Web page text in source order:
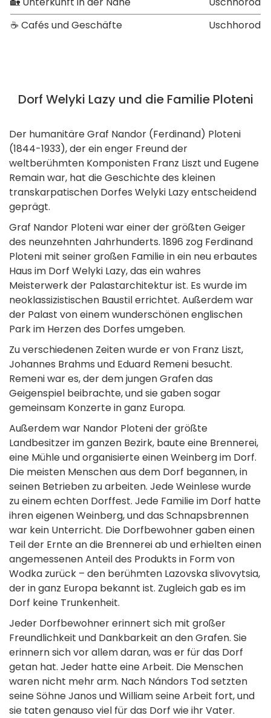
☕ Cafés und Geschäfte
Uschhorod
Dorf Welyki Lazy und die Familie Ploteni
Der humanitäre Graf Nandor (Ferdinand) Ploteni
(1844-1933), der ein enger Freund der
weltberühmten Komponisten Franz Liszt und Eugene
Remain war, hat die Geschichte des kleinen
transkarpatischen Dorfes Welyki Lazy entscheidend
geprägt.
Graf Nandor Ploteni war einer der größten Geiger
des neunzehnten Jahrhunderts. 1896 zog Ferdinand
Ploteni mit seiner großen Familie in ein neu erbautes
Haus im Dorf Welyki Lazy, das ein wahres
Meisterwerk der Palastarchitektur ist. Es wurde im
neoklassizistischen Baustil errichtet. Außerdem war
der Palast von einem wunderschönen englischen
Park im Herzen des Dorfes umgeben.
Zu verschiedenen Zeiten wurde er von Franz Liszt,
Johannes Brahms und Eduard Remeni besucht.
Remeni war es, der dem jungen Grafen das
Geigenspiel beibrachte, und sie gaben sogar
gemeinsam Konzerte in ganz Europa.
Außerdem war Nandor Ploteni der größte
Landbesitzer im ganzen Bezirk, baute eine Brennerei,
eine Mühle und organisierte einen Weinberg im Dorf.
Die meisten Menschen aus dem Dorf begannen, in
seinen Betrieben zu arbeiten. Jede Weinlese wurde
zu einem echten Dorffest. Jede Familie im Dorf hatte
ihren eigenen Weinberg, und das Schnapsbrennen
war kein Unterricht. Die Dorfbewohner gaben einen
Teil der Ernte an die Brennerei ab und erhielten einen
angemessenen Anteil des Produkts in Form von
Wodka zurück – den berühmten Lazovska slivovytsia,
der in ganz Europa bekannt ist. Zugleich gab es im
Dorf keine Trunkenheit.
Jeder Dorfbewohner erinnert sich mit großer
Freundlichkeit und Dankbarkeit an den Grafen. Sie
erinnern sich vor allem daran, was er für das Dorf
getan hat. Jeder hatte eine Arbeit. Die Menschen
waren nicht mehr arm. Nach Nándors Tod setzten
seine Söhne Janos und William seine Arbeit fort, und
sie taten genauso viel für das Dorf wie ihr Vater.